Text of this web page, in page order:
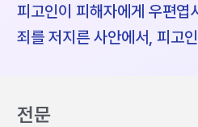
피고인이 피해자에게 우편엽
죄를 저지른 사안에서, 피고
전문